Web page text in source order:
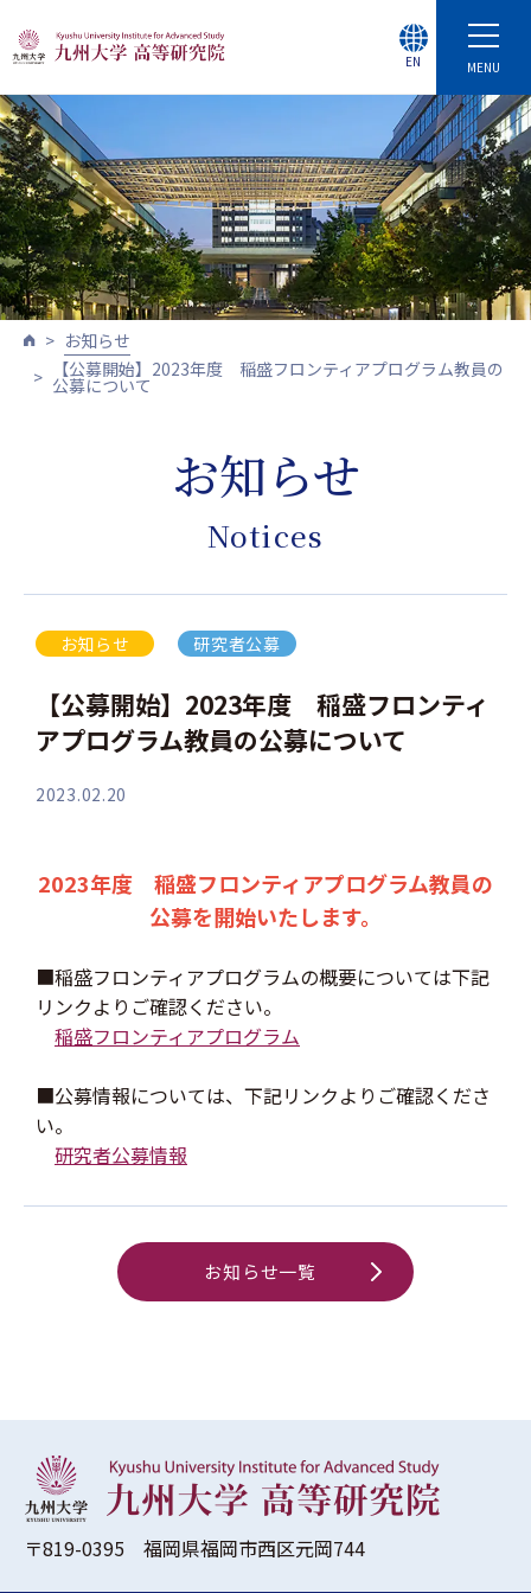
MENU
EN
お知らせ
【公募開始】2023年度 稲盛フロンティアプログラム教員の
公募について
お知らせ
Notices
お知らせ 研究者公募
【公募開始】2023年度 稲盛フロンティ
アプログラム教員の公募について
2023.02.20
2023年度 稲盛フロンティアプログラム教員の
公募を開始いたします。
■稲盛フロンティアプログラムの概要については下記
リンクよりご確認ください。
稲盛フロンティアプログラム
■公募情報については、下記リンクよりご確認くださ
い。
研究者公募情報
お知らせ一覧
〒819-0395 福岡県福岡市西区元岡744